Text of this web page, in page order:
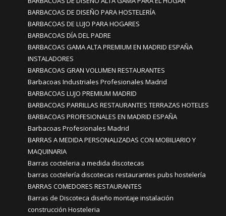
BARBACOAS DE DISEÑO PARA HOSTELERÍA
BARBACOAS DE LUJO PARA HOGARES
BARBACOAS DÍA DEL PADRE
BARBACOAS GAMA ALTA PREMIUM EN MADRID ESPAÑA
INSTALADORES
BARBACOAS GRAN VOLUMEN RESTAURANTES
Barbacoas Industriales Profesionales Madrid
BARBACOAS LUJO PREMIUM MADRID
BARBACOAS PARRILLAS RESTAURANTES TERRAZAS HOTELES
BARBACOAS PROFESIONALES EN MADRID ESPAÑA
Barbacoas Profesionales Madrid
BARRAS A MEDIDA PERSONALIZADAS CON MOBILIARIO Y
MAQUINARIA
Barras cocteleria a medida discotecas
barras coctelería discotecas restaurantes pubs hostelería
BARRAS COMEDORES RESTAURANTES
Barras de Discoteca diseño montaje instalación
construcción Hosteleria